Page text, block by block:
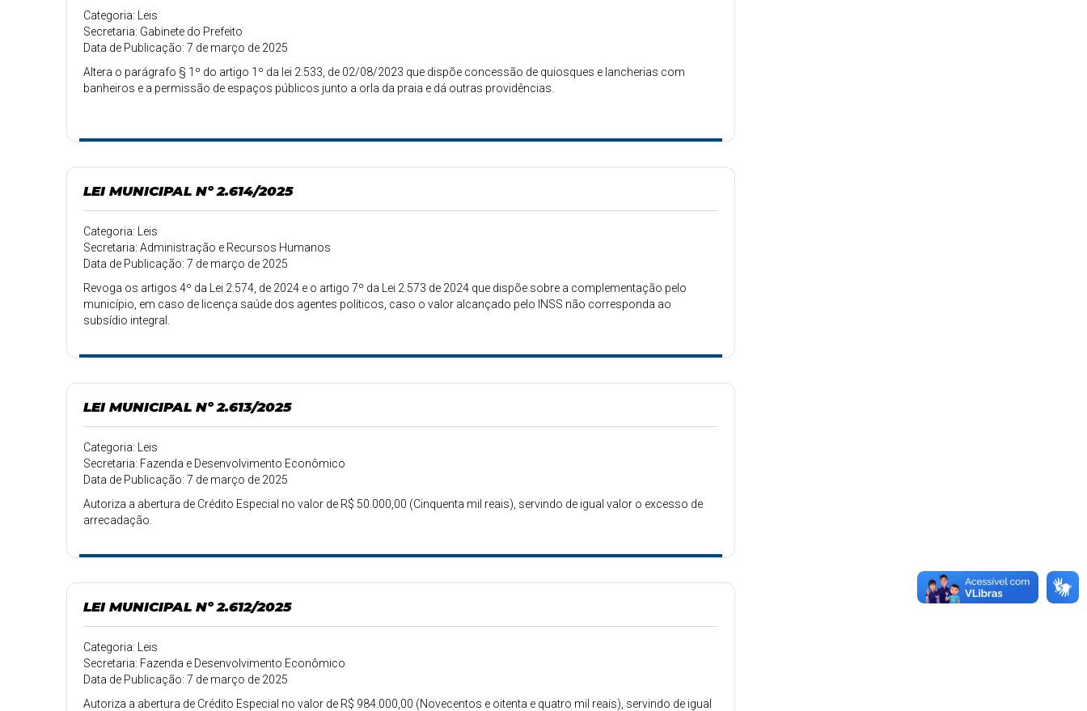
Categoria: Leis
Secretaria: Gabinete do Prefeito
Data de Publicação: 7 de março de 2025
Altera o parágrafo § 1º do artigo 1º da lei 2.533, de 02/08/2023 que dispõe concessão de quiosques e lancherias com
banheiros e a permissão de espaços públicos junto a orla da praia e dá outras providências.
LEI MUNICIPAL Nº 2.614/2025
Categoria: Leis
Secretaria: Administração e Recursos Humanos
Data de Publicação: 7 de março de 2025
Revoga os artigos 4º da Lei 2.574, de 2024 e o artigo 7º da Lei 2.573 de 2024 que dispõe sobre a complementação pelo
município, em caso de licença saúde dos agentes políticos, caso o valor alcançado pelo INSS não corresponda ao
subsídio integral.
LEI MUNICIPAL Nº 2.613/2025
Categoria: Leis
Secretaria: Fazenda e Desenvolvimento Econômico
Data de Publicação: 7 de março de 2025
Autoriza a abertura de Crédito Especial no valor de R$ 50.000,00 (Cinquenta mil reais), servindo de igual valor o excesso de
arrecadação.
LEI MUNICIPAL Nº 2.612/2025
Categoria: Leis
Secretaria: Fazenda e Desenvolvimento Econômico
Data de Publicação: 7 de março de 2025
Autoriza a abertura de Crédito Especial no valor de R$ 984.000,00 (Novecentos e oitenta e quatro mil reais), servindo de igual